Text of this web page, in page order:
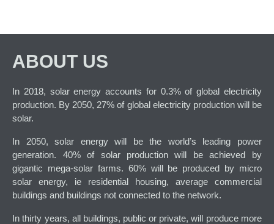
ABOUT US
In 2018, solar energy accounts for 0.3% of global electricity
production. By 2050, 27% of global electricity production will be
solar.
In 2050, solar energy will be the world’s leading power
generation. 40% of solar production will be achieved by
gigantic mega-solar farms. 60% will be produced by micro
solar energy, ie residential housing, average commercial
buildings and buildings not connected to the network.
In thirty years, all buildings, public or private, will produce more